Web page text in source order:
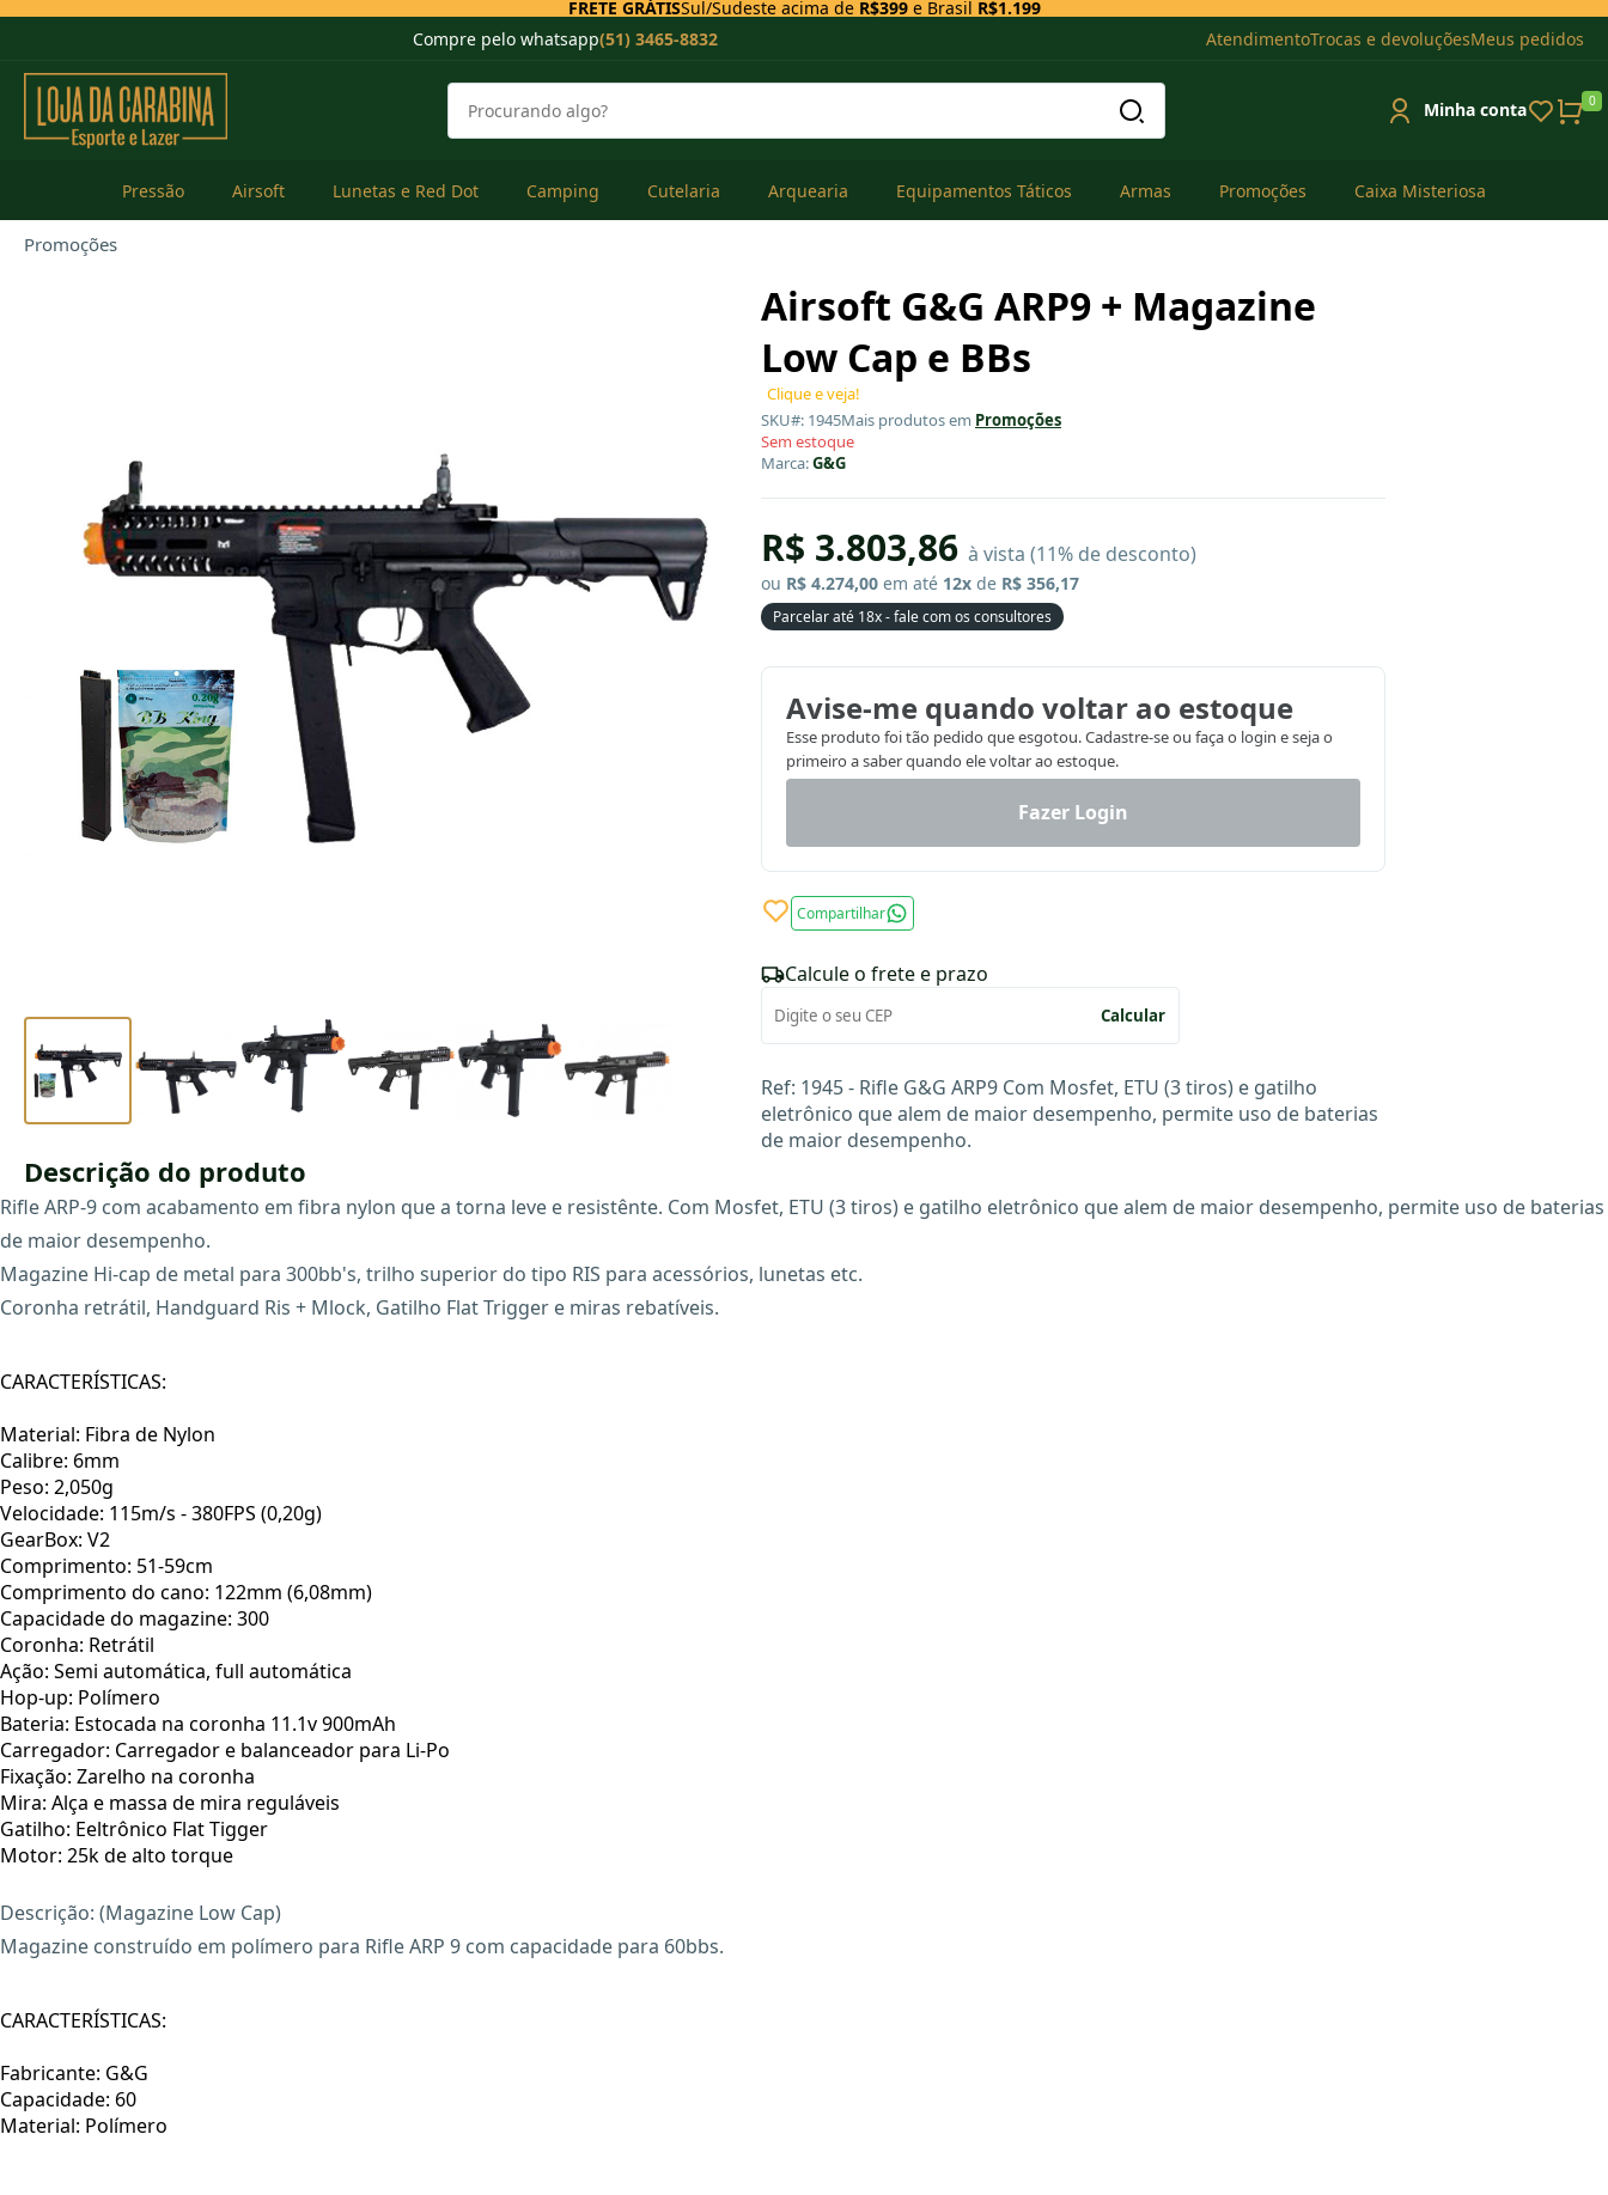
FRETE GRÁTISSul/Sudeste acima de R$399e Brasil R$1.199
Compre pelo whatsapp(51) 3465-8832 AtendimentoTrocas e devoluçõesMeus pedidos
Minha conta 0
Pressão Airsoft Lunetas e Red Dot Camping Cutelaria Arquearia Equipamentos Táticos Armas Promoções Caixa Misteriosa
Promoções
Airsoft G&G ARP9 + Magazine
Low Cap e BBs
Clique e veja!
SKU#: 1945Mais produtos em Promoções
Sem estoque
Marca:G&G
R$ 3.803,86 à vista (11% de desconto)
ou R$ 4.274,00 em até 12x de R$ 356,17
Parcelar até 18x - fale com os consultores
Avise-me quando voltar ao estoque
Esse produto foi tão pedido que esgotou. Cadastre-se ou faça o login e seja o
primeiro a saber quando ele voltar ao estoque.
Fazer Login
Compartilhar
Calcule o frete e prazo
Calcular
Ref: 1945 - Rifle G&G ARP9 Com Mosfet, ETU (3 tiros) e gatilho
eletrônico que alem de maior desempenho, permite uso de baterias
de maior desempenho.
Descrição do produto
Rifle ARP-9 com acabamento em fibra nylon que a torna leve e resistênte. Com Mosfet, ETU (3 tiros) e gatilho eletrônico que alem de maior desempenho, permite uso de baterias
de maior desempenho.
Magazine Hi-cap de metal para 300bb's, trilho superior do tipo RIS para acessórios, lunetas etc.
Coronha retrátil, Handguard Ris + Mlock, Gatilho Flat Trigger e miras rebatíveis.
CARACTERÍSTICAS:
Material: Fibra de Nylon
Calibre: 6mm
Peso: 2,050g
Velocidade: 115m/s - 380FPS (0,20g)
GearBox: V2
Comprimento: 51-59cm
Comprimento do cano: 122mm (6,08mm)
Capacidade do magazine: 300
Coronha: Retrátil
Ação: Semi automática, full automática
Hop-up: Polímero
Bateria: Estocada na coronha 11.1v 900mAh
Carregador: Carregador e balanceador para Li-Po
Fixação: Zarelho na coronha
Mira: Alça e massa de mira reguláveis
Gatilho: Eeltrônico Flat Tigger
Motor: 25k de alto torque
Descrição: (Magazine Low Cap)
Magazine construído em polímero para Rifle ARP 9 com capacidade para 60bbs.
CARACTERÍSTICAS:
Fabricante: G&G
Capacidade: 60
Material: Polímero